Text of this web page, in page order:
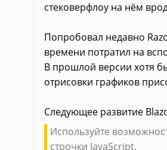
стековерфлоу на нём
Попробовал недавно
времени потратил на
В прошлой версии хотя
отрисовки графиков
Следующее развитие
Используйте
строчки JavaScript.